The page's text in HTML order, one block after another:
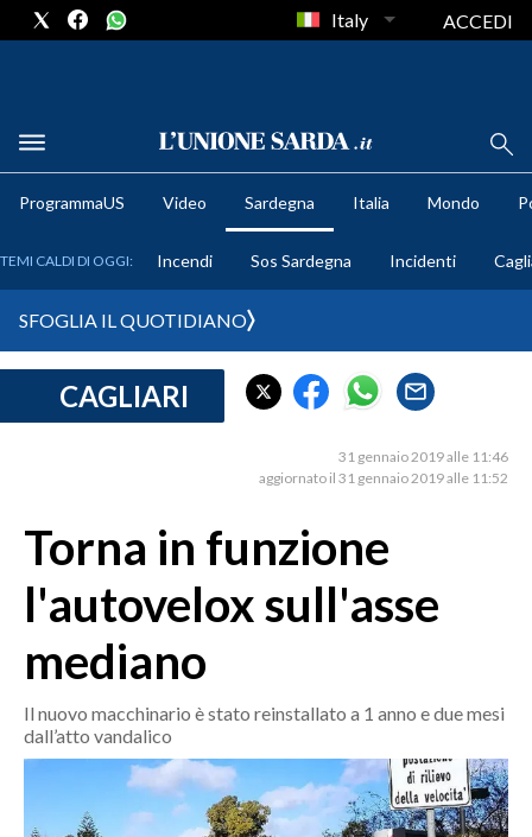
METEO
CRONACA SARDEGNA
MEDIO CAMPIDANO
SASSARI E PROVINCIA
NUORO E PROVINCIA
OGLIASTRA
AGENDA
CRONACA
Italy ACCEDI
ProgrammaUS Video Sardegna Italia Mondo
TEMI CALDI DI OGGI: Incendi Sos Sardegna Incidenti
SFOGLIA IL QUOTIDIANO
CAGLIARI
31 gennaio 2019 alle 11:46
aggiornato il 31 gennaio 2019 alle 11:52
Torna in funzione
l'autovelox sull'asse
mediano
Il nuovo macchinario è stato reinstallato a 1 anno e due mesi
dall’atto vandalico